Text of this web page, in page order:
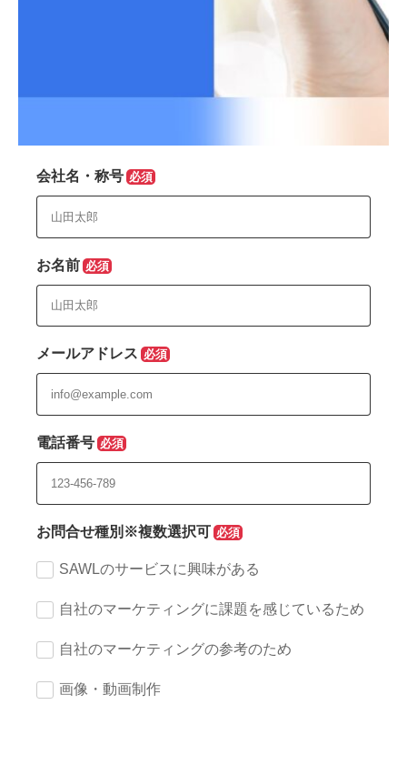
会社名・称号
お名前
メールアドレス
電話番号
お問合せ種別※複数選択可
SAWLのサービスに興味がある
自社のマーケティングに課題を感じているため
自社のマーケティングの参考のため
画像・動画制作